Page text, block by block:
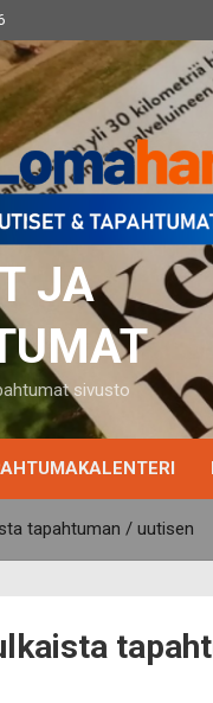
JA
sivusto
tapahtuman / uutisen